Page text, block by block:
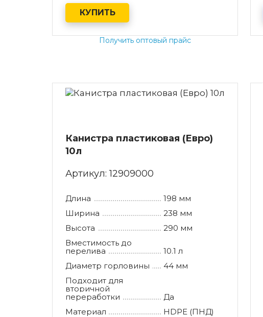
КУПИТЬ
Получить оптовый прайс
Канистра пластиковая (Евро)
10л
Артикул:12909000
Длина
198 мм
Ширина
238 мм
Высота
290 мм
Вместимость до
перелива
10.1 л
Диаметр горловины
44 мм
Подходит для
вторичной
переработки
Да
Материал
HDPE (ПНД)